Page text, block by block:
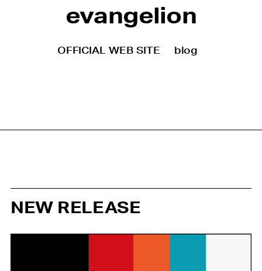
evangelion
OFFICIAL WEB SITE blog
NEW RELEASE